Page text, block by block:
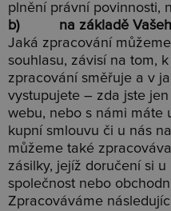
plnění právní povinnosti,
b) na základě
Jaká zpracování
souhlasu, závisí na tom,
zpracování směřuje a v
vystupujete – zda jste
webu, nebo s námi máte
kupní smlouvu či u nás
můžeme také
zásilky, jejíž doručení si
společnost nebo
Zpracováváme